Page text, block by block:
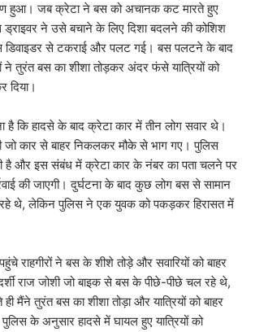
हुआ। जब क्रेटा ने बस को अचानक कट मारते हुए
ने उसे बचाने के लिए दिशा बदलने की कोशिश
डिवाइडर से टकराई और पलट गई। बस पलटने के बाद
ने तुरंत बस का शीशा तोड़कर अंदर फंसे यात्रियों को
दिया।
है कि हादसे के बाद क्रेटा कार में तीन लोग सवार थे।
जो कार से बाहर निकलकर मौके से भाग गए। पुलिस
है और इस संबंध में क्रेटा कार के नंबर का पता चलने पर
की जाएगी। दुर्घटना के बाद कुछ लोग बस से सामान
थे, लेकिन पुलिस ने एक युवक को पकड़कर हिरासत में
राहगीरों ने बस के शीशे तोड़े और सवारियों को बाहर
राज जोशी जो बाइक से बस के पीछे-पीछे चल रहे थे,
ही मैंने तुरंत बस का शीशा तोड़ा और यात्रियों को बाहर
के अनुसार हादसे में घायल हुए यात्रियों को